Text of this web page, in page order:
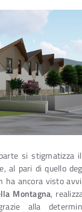
si stigmatizza
al pari di quello
ha ancora visto
Montagna,
alla